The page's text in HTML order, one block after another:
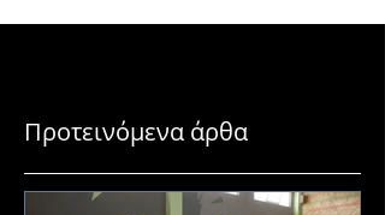
Προτεινόμενα άρθα